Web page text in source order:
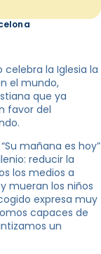
la Iglesia la
el mundo,
que ya
favor del
mañana es hoy”
reducir la
los medios a
mueran los niños
expresa muy
capaces de
un